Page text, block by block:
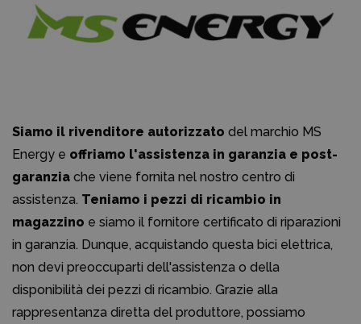
Siamo il rivenditore autorizzato del marchio MS
Energy e offriamo l'assistenza in garanzia e post-
garanzia che viene fornita nel nostro centro di
assistenza. Teniamo i pezzi di ricambio in
magazzino e siamo il fornitore certificato di riparazioni
in garanzia. Dunque, acquistando questa bici elettrica,
non devi preoccuparti dell'assistenza o della
disponibilità dei pezzi di ricambio. Grazie alla
rappresentanza diretta del produttore, possiamo